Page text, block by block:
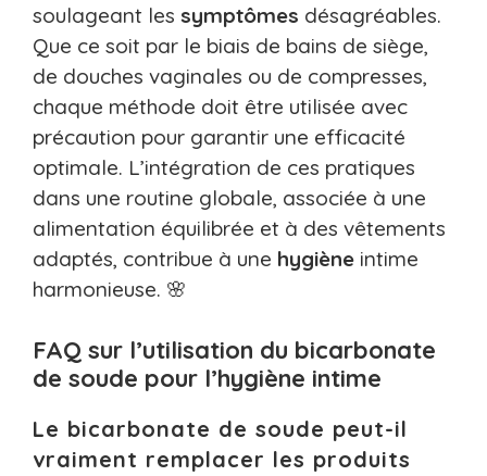
soulageant les symptômes désagréables.
Que ce soit par le biais de bains de siège,
de douches vaginales ou de compresses,
chaque méthode doit être utilisée avec
précaution pour garantir une efficacité
optimale. L’intégration de ces pratiques
dans une routine globale, associée à une
alimentation équilibrée et à des vêtements
adaptés, contribue à une hygiène intime
harmonieuse. 🌸
FAQ sur l’utilisation du bicarbonate
de soude pour l’hygiène intime
Le bicarbonate de soude peut-il
vraiment remplacer les produits